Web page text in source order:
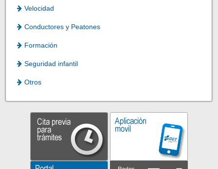
Velocidad
Conductores y Peatones
Formación
Seguridad infantil
Otros